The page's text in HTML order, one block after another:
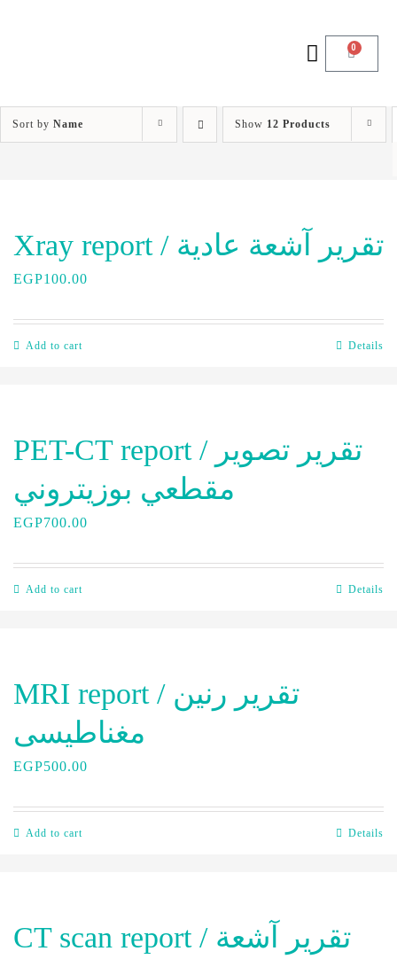
0
Sort by Name Show 12 Products
Xray report / تقرير آشعة عادية
EGP100.00
Add to cart Details
PET-CT report / تقرير تصوير
مقطعي بوزيتروني
EGP700.00
Add to cart Details
MRI report / تقرير رنين
مغناطيسى
EGP500.00
Add to cart Details
CT scan report / تقرير آشعة